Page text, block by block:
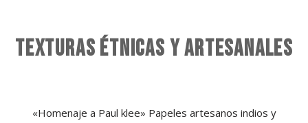
TEXTURAS ÉTNICAS Y ARTESANALES
«Homenaje a Paul klee» Papeles artesanos indios y